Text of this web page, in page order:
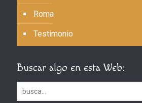
Roma
Testimonio
Buscar algo en esta Web: